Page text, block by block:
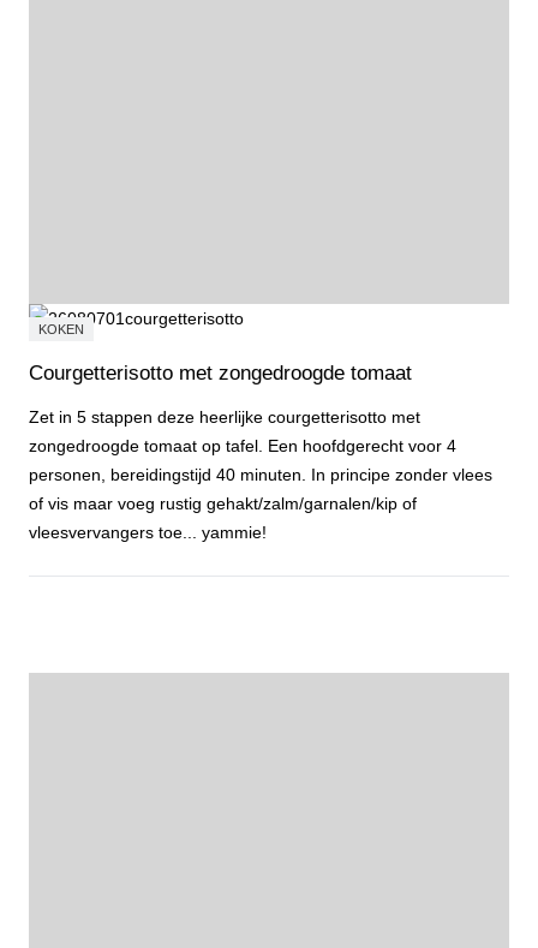
KOKEN
Courgetterisotto met zongedroogde tomaat
Zet in 5 stappen deze heerlijke courgetterisotto met
zongedroogde tomaat op tafel. Een hoofdgerecht voor 4
personen, bereidingstijd 40 minuten. In principe zonder vlees
of vis maar voeg rustig gehakt/zalm/garnalen/kip of
vleesvervangers toe... yammie!